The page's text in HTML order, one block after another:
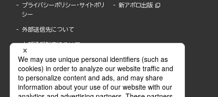
プライバシーポリシー・サイトポリ
シー
外部送信先について
内部通報制度について
新アポロ出版